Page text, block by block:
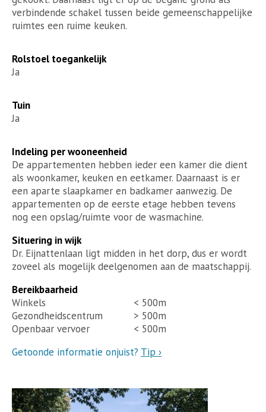
verbindende schakel tussen beide gemeenschappelijke
ruimtes een ruime keuken.
Rolstoel toegankelijk
Ja
Tuin
Ja
Indeling per wooneenheid
De appartementen hebben ieder een kamer die dient
als woonkamer, keuken en eetkamer. Daarnaast is er
een aparte slaapkamer en badkamer aanwezig. De
appartementen op de eerste etage hebben tevens
nog een opslag/ruimte voor de wasmachine.
Situering in wijk
Dr. Eijnattenlaan ligt midden in het dorp, dus er wordt
zoveel als mogelijk deelgenomen aan de maatschappij.
Bereikbaarheid
Winkels
< 500m
Gezondheidscentrum
> 500m
Openbaar vervoer
< 500m
Getoonde informatie onjuist? Tip ›